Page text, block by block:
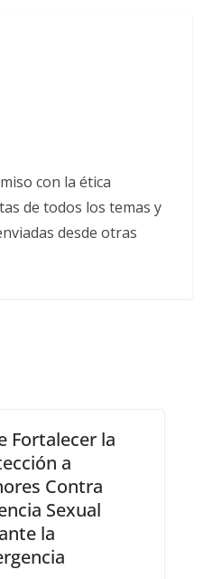
con la ética
de todos los temas y
desde otras
Fortalecer la
a
Contra
Sexual
la